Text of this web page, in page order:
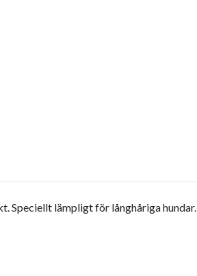
Speciellt lämpligt för långhåriga hundar.